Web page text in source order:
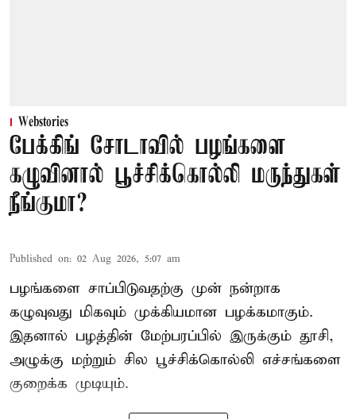
Webstories
பேக்கிங் சோடாவில் பழங்களை
கழுவினால் பூச்சிக்கொல்லி மருந்துகள்
நீங்குமா?
Published on: 02 Aug 2026, 5:07 am
பழங்களை சாப்பிடுவதற்கு முன் நன்றாக
கழுவுவது மிகவும் முக்கியமான பழக்கமாகும்.
இதனால் பழத்தின் மேற்பரப்பில் இருக்கும் தூசி,
அழுக்கு மற்றும் சில பூச்சிக்கொல்லி எச்சங்களை
குறைக்க முடியும்.